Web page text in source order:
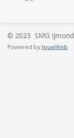
© 2023 SMG IJmond
Powered by JouwWeb